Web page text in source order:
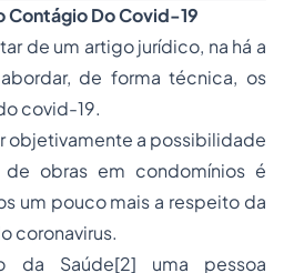
Contágio Do Covid-19
de um artigo jurídico, na há a
de forma técnica, os
covid-19.
objetivamente a possibilidade
obras em condomínios é
um pouco mais a respeito da
coronavirus.
da Saúde[2] uma pessoa